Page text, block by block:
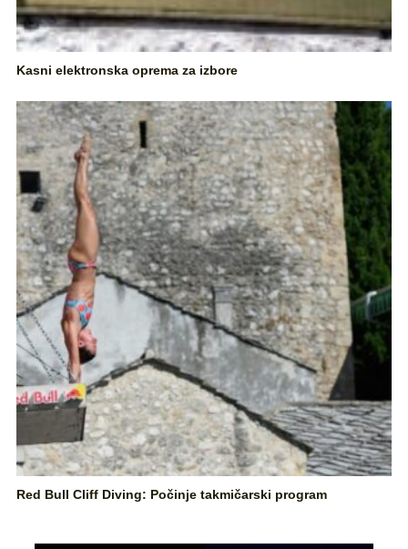
Kasni elektronska oprema za izbore
Red Bull Cliff Diving: Počinje takmičarski program